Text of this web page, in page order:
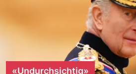
«Undurchsichtig»